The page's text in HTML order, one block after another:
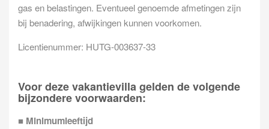
gas en belastingen. Eventueel genoemde afmetingen zijn
bij benadering, afwijkingen kunnen voorkomen.
Licentienummer: HUTG-003637-33
Voor deze vakantievilla gelden de volgende
bijzondere voorwaarden:
■ Minimumleeftijd